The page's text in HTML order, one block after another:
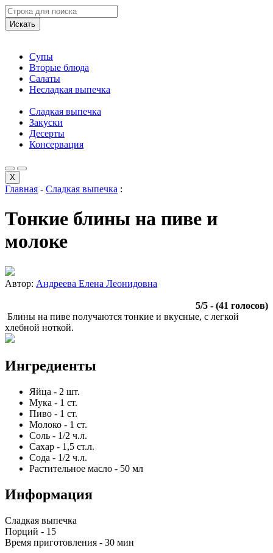
Искать
Супы
Вторые блюда
Салаты
Несладкая выпечка
Сладкая выпечка
Закуски
Десерты
Консервация
X
Главная - Сладкая выпечка :
Тонкие блины на пиве и
молоке
Автор: Андреева Елена Леонидовна
5/5 - (41 голосов)
Блины на пиве получаются тонкие и вкусные, с легкой
хлебной ноткой.
Ингредиенты
Яйца - 2 шт.
Мука - 1 ст.
Пиво - 1 ст.
Молоко - 1 ст.
Соль - 1/2 ч.л.
Сахар - 1,5 ст.л.
Сода - 1/2 ч.л.
Растительное масло - 50 мл
Информация
Сладкая выпечка
Порций - 15
Время приготовления - 30 мин